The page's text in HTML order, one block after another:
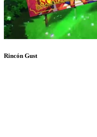
Rincón Gust